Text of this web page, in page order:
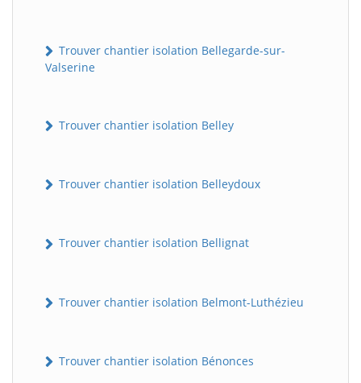
Trouver chantier isolation Bellegarde-sur-
Valserine
Trouver chantier isolation Belley
Trouver chantier isolation Belleydoux
Trouver chantier isolation Bellignat
Trouver chantier isolation Belmont-Luthézieu
Trouver chantier isolation Bénonces